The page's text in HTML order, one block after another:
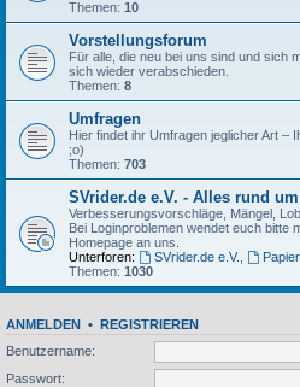
Themen: 10
Vorstellungsforum
Für alle, die neu bei uns sind und sich
sich wieder verabschieden.
Themen: 8
Umfragen
Hier findet ihr Umfragen jeglicher Art –
;o)
Themen: 703
SVrider.de e.V. - Alles rund
Verbesserungsvorschläge, Mängel,
Bei Loginproblemen wendet euch bitte
Homepage an uns.
Unterforen:
SVrider.de e.V.
Themen: 1030
ANMELDEN • REGISTRIEREN
Benutzername:
Passwort: